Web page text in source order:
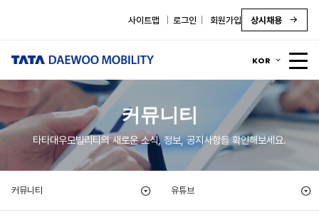
사이트맵 로그인 회원가입 상시채용
KOR
커뮤니티
타타대우모빌리티의 새로운 소식, 정보, 공지사항을 확인해보세요.
커뮤니티 유튜브